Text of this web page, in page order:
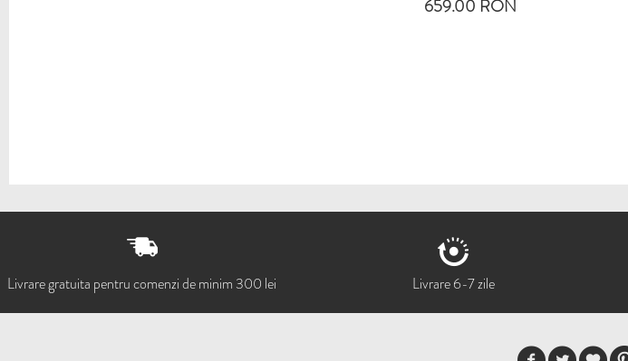
659.00 RON
Livrare gratuita pentru comenzi de minim 300 lei Livrare 6-7 zile